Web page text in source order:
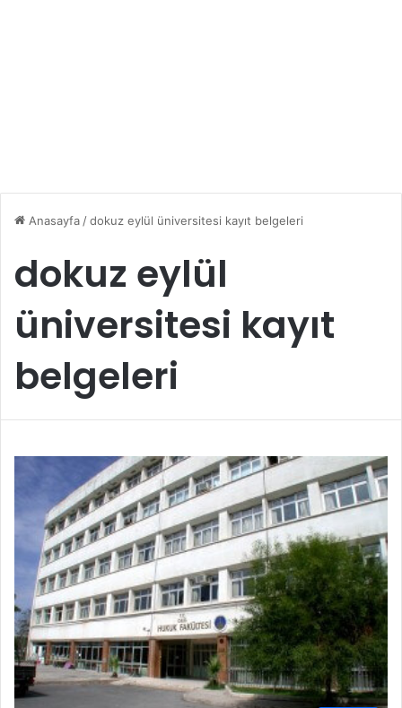
Anasayfa /dokuz eylül üniversitesi kayıt belgeleri
dokuz eylül
üniversitesi kayıt
belgeleri